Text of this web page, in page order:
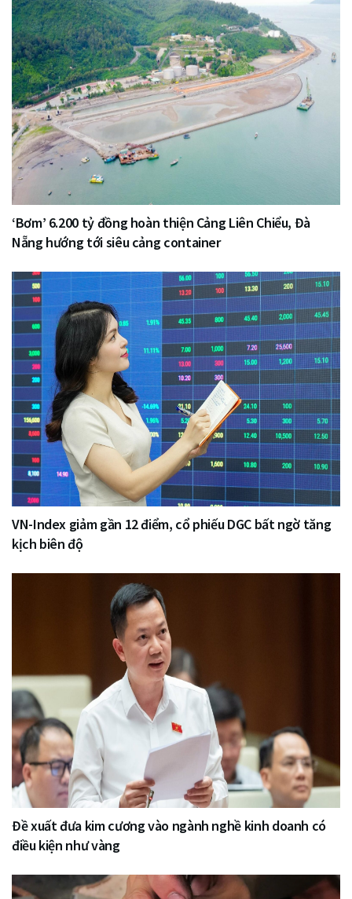
‘Bơm’ 6.200 tỷ đồng hoàn thiện Cảng Liên Chiểu, Đà
Nẵng hướng tới siêu cảng container
VN-Index giảm gần 12 điểm, cổ phiếu DGC bất ngờ tăng
kịch biên độ
Đề xuất đưa kim cương vào ngành nghề kinh doanh có
điều kiện như vàng